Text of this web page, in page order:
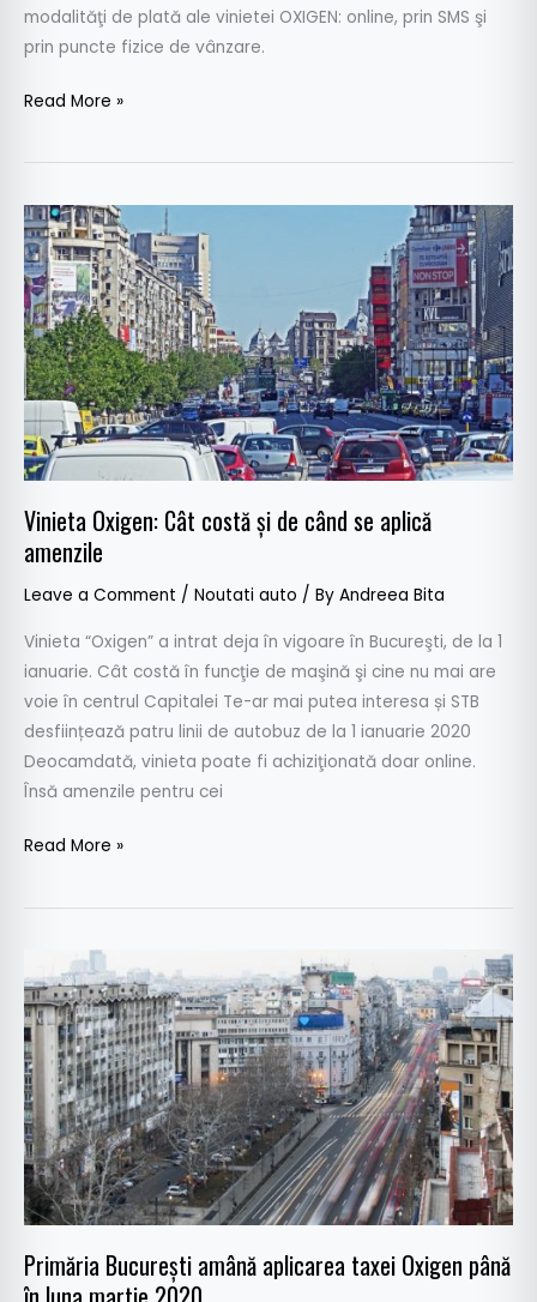
modalităţi de plată ale vinietei OXIGEN: online, prin SMS şi
prin puncte fizice de vânzare.
Read More »
Vinieta Oxigen: Cât costă și de când se aplică
amenzile
Leave a Comment / Noutati auto / By Andreea Bita
Vinieta “Oxigen” a intrat deja în vigoare în Bucureşti, de la 1
ianuarie. Cât costă în funcţie de maşină şi cine nu mai are
voie în centrul Capitalei Te-ar mai putea interesa și STB
desființează patru linii de autobuz de la 1 ianuarie 2020
Deocamdată, vinieta poate fi achiziţionată doar online.
Însă amenzile pentru cei
Vinieta
Oxigen:
Cât
costă
și
de
când
se
aplică
amenzile
Read More »
Primăria București amână aplicarea taxei Oxigen până
Primăria
București
amână
aplicarea
taxei
Oxigen
până
în
luna
martie
2020